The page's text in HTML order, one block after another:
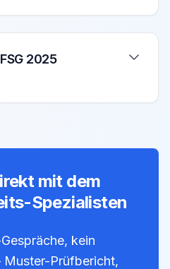
2025
mit dem
Spezialisten
kein
Muster-Prüfbericht,